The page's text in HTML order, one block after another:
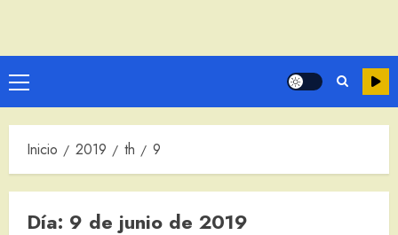
Menú
principal
Inicio 2019 th 9
Día: 9 de junio de 2019